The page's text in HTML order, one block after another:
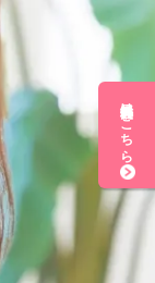
無料会員登録はこちら